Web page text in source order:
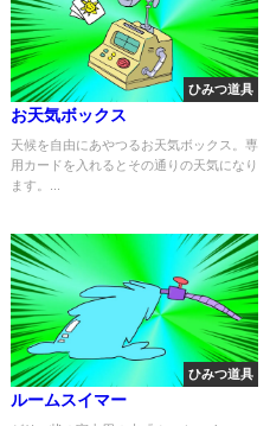
ひみつ道具
お天気ボックス
天候を自由にあやつるお天気ボックス。専
用カードを入れるとその通りの天気になり
ます。...
ひみつ道具
ルームスイマー